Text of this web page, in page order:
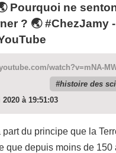
Pourquoi ne
? 🌏 #ChezJamy
watch?v=mNA-
histoire des
à 19:51:03
part du principe que la
que depuis moins de 150